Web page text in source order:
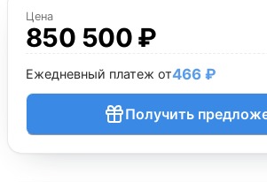
Цена
850 500 ₽
Ежедневный платеж от466 ₽
Получить